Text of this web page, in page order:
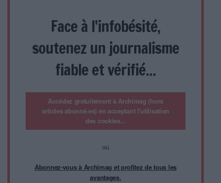
Face à l'infobésité,
soutenez un journalisme
fiable et vérifié...
Accédez gratuitement à Archimag (hors
articles abonné·es) en acceptant l'utilisation
des cookies...
ou
Abonnez-vous à Archimag et profitez de tous les
avantages.